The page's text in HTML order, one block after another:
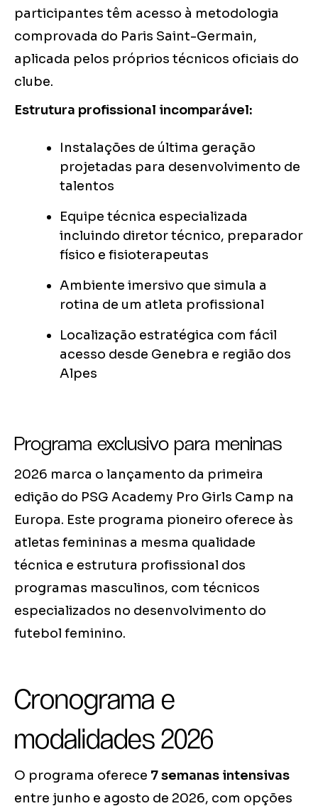
participantes têm acesso à metodologia
comprovada do Paris Saint-Germain,
aplicada pelos próprios técnicos oficiais do
clube.
Estrutura profissional incomparável:
Instalações de última geração
projetadas para desenvolvimento de
talentos
Equipe técnica especializada
incluindo diretor técnico, preparador
físico e fisioterapeutas
Ambiente imersivo que simula a
rotina de um atleta profissional
Localização estratégica com fácil
acesso desde Genebra e região dos
Alpes
Programa exclusivo para meninas
2026 marca o lançamento da primeira
edição do PSG Academy Pro Girls Camp na
Europa. Este programa pioneiro oferece às
atletas femininas a mesma qualidade
técnica e estrutura profissional dos
programas masculinos, com técnicos
especializados no desenvolvimento do
futebol feminino.
Cronograma e
modalidades 2026
O programa oferece 7 semanas intensivas
entre junho e agosto de 2026, com opções